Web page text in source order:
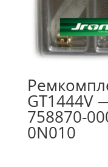
GT1444V
758870-
0N010